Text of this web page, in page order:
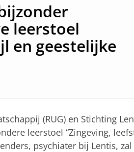
leerstoel
en geestelijke
(RUG) en Stichting
leerstoel “Zingeving,
psychiater bij Lentis,